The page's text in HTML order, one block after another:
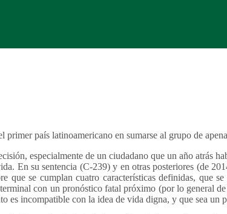
país latinoamericano en sumarse al grupo de
especialmente de un ciudadano que un año atrás
En su sentencia (C-239) y en otras posteriores (de
que se cumplan cuatro características definidas, que
con un pronóstico fatal próximo (por lo general
incompatible con la idea de vida digna, y que sea